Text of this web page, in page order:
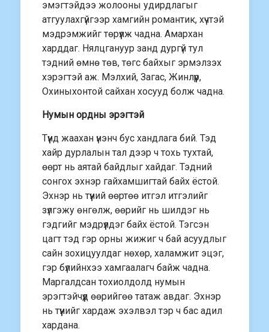
эмэгтэйдээ жолооны удирдлагыг
атгуулахгүйгээр хамгийн романтик, хүчтэй
мэдрэмжийг төрүүлж чадна. Амархан
харддаг. Нялцгануур занд дургүй тул
тэдний өмнө төв, төгс байхыг эрмэлзэх
хэрэгтэй аж. Мэлхий, Загас, Жинлүүр,
Охиныхонтой сайхан хосууд болж чадна.
Нумын ордны эрэгтэй
Түүнд жаахан үнэнч бус хандлага бий. Тэд
хайр дурлалын тал дээр ч тохь тухтай,
өөрт нь аятай байдлыг хайдаг. Тэдний
сонгох эхнэр гайхамшигтай байх ёстой.
Эхнэр нь түүний өөртөө итгэл итгэлийг
зүлгэжу өнгөлж, өөрийг нь шилдэг нь
гэдгийг мэдрүүлдэг байх ёстой. Тэгсэн
цагт тэд гэр орны жижиг ч бай асуудлыг
сайн зохицуулдаг нөхөр, халамжит эцэг,
гэр бүлийнхээ хамгаалагч байж чадна.
Маргалдсан тохиолдолд нумын
эрэгтэйчүүд өөрийгөө татаж авдаг. Эхнэр
нь түүнийг хардаж эхэлвэл тэр ч бас адил
хардана.